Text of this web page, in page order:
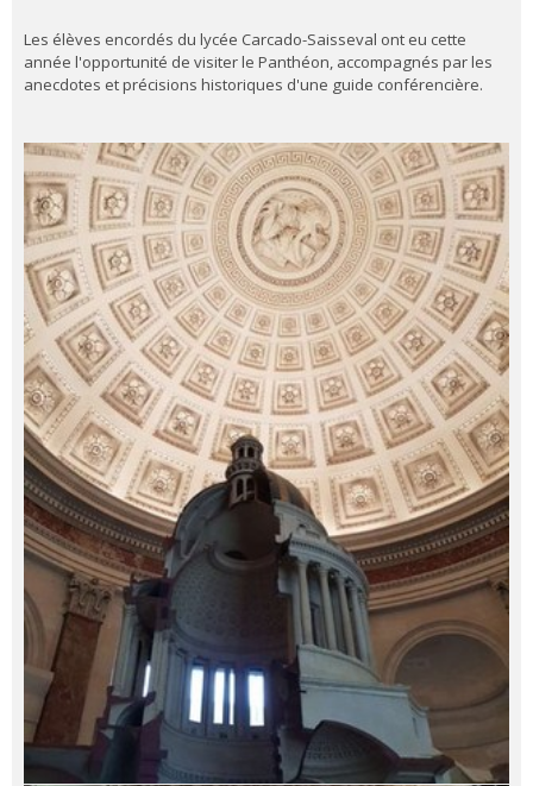
Les élèves encordés du lycée Carcado-Saisseval ont eu cette
année l'opportunité de visiter le Panthéon, accompagnés par les
anecdotes et précisions historiques d'une guide conférencière.